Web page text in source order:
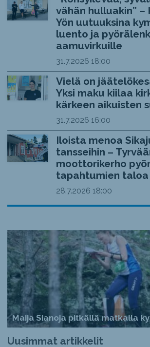
vähän hulluakin”
Yön uutuuksina
luento ja
aamuvirkuille
31.7.2026 18:00
Vielä on
Yksi maku kiilaa
kärkeen aikuisten
31.7.2026 16:00
Iloista menoa
tansseihin –
moottorikerho
tapahtumien taloa
28.7.2026 18:00
Maija Sianoja pitkällä matkalla
Uusimmat artikkelit